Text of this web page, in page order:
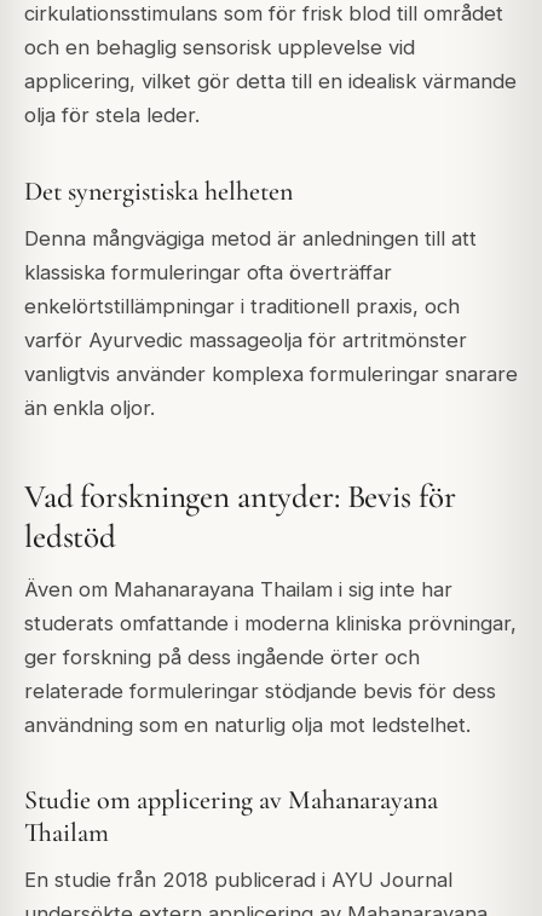
cirkulationsstimulans som för frisk blod till området
och en behaglig sensorisk upplevelse vid
applicering, vilket gör detta till en idealisk värmande
olja för stela leder.
Det synergistiska helheten
Denna mångvägiga metod är anledningen till att
klassiska formuleringar ofta överträffar
enkelörtstillämpningar i traditionell praxis, och
varför Ayurvedic massageolja för artritmönster
vanligtvis använder komplexa formuleringar snarare
än enkla oljor.
Vad forskningen antyder: Bevis för
ledstöd
Även om Mahanarayana Thailam i sig inte har
studerats omfattande i moderna kliniska prövningar,
ger forskning på dess ingående örter och
relaterade formuleringar stödjande bevis för dess
användning som en naturlig olja mot ledstelhet.
Studie om applicering av Mahanarayana
Thailam
En studie från 2018 publicerad i AYU Journal